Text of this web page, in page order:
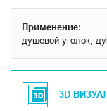
Применение:
душевой уголок,
3D